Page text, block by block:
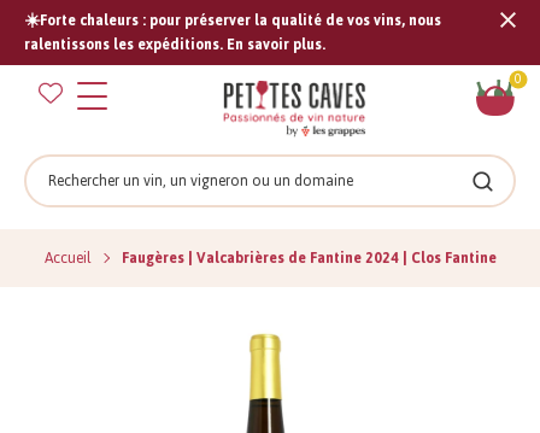
☀️Forte chaleurs : pour préserver la qualité de vos vins, nous
ralentissons les expéditions. En savoir plus.
0
Rechercher
Accueil Faugères | Valcabrières de Fantine 2024 | Clos Fantine